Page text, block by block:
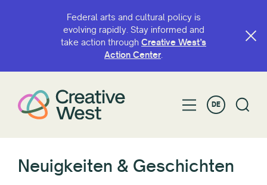
Federal arts and cultural policy is
evolving rapidly. Stay informed and
take action through Creative West’s
Action Center.
DE
Neuigkeiten & Geschichten
Staaten und Gerichtsbarkeiten